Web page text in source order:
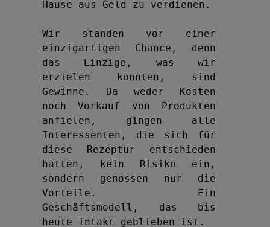
Hause aus Geld zu verdienen.
Wir standen vor einer
einzigartigen Chance, denn
das Einzige, was wir
erzielen konnten, sind
Gewinne. Da weder Kosten
noch Vorkauf von Produkten
anfielen, gingen alle
Interessenten, die sich für
diese Rezeptur entschieden
hatten, kein Risiko ein,
sondern genossen nur die
Vorteile. Ein
Geschäftsmodell, das bis
heute intakt geblieben ist.